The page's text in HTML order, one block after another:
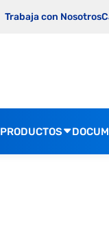
Trabaja con Nosotros
PRODUCTOS